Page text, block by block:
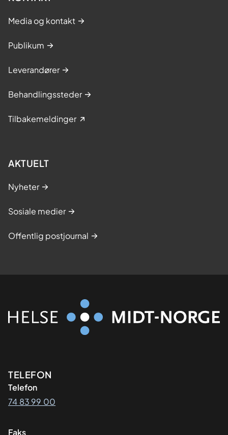
Media og kontakt
Publikum
Leverandører
Behandlingssteder
Tilbakemeldinger
AKTUELT
Nyheter
Sosiale medier
Offentlig postjournal
Kontaktinformasjon
TELEFON
Telefon
74 83 99 00
Faks